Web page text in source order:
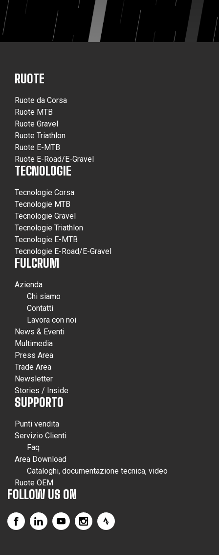
RUOTE
Ruote da Corsa
Ruote MTB
Ruote Gravel
Ruote Triathlon
Ruote E-MTB
Ruote E-Road/E-Gravel
TECNOLOGIE
Tecnologie Corsa
Tecnologie MTB
Tecnologie Gravel
Tecnologie Triathlon
Tecnologie E-MTB
Tecnologie E-Road/E-Gravel
FULCRUM
Azienda
Chi siamo
Contatti
Lavora con noi
News & Eventi
Multimedia
Press Area
Trade Area
Newsletter
Stories / Inside
SUPPORTO
Punti vendita
Servizio Clienti
Faq
Area Download
Cataloghi, documentazione tecnica, video
Ruote OEM
FOLLOW US ON